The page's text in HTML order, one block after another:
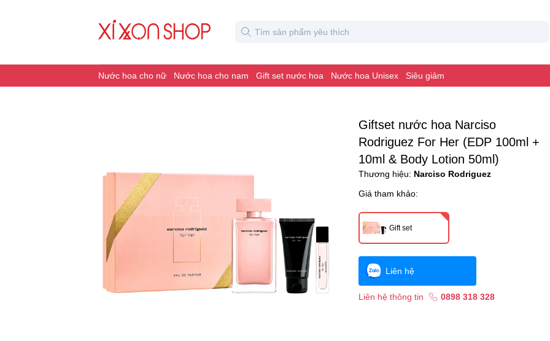
Nước hoa cho nữ Nước hoa cho nam Gift set nước hoa Nước hoa Unisex Siêu giảm
Giftset nước hoa Narciso
Rodriguez For Her (EDP 100ml +
10ml & Body Lotion 50ml)
Thương hiệu: Narciso Rodriguez
Giá tham khảo:
Gift set
Liên hệ
Liên hệ thông tin 0898 318 328